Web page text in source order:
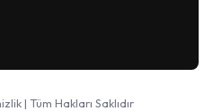
| Tüm Hakları Saklıdır